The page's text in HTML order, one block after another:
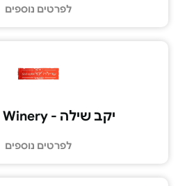
לפרטים נוספים
יקב שילה - Shiloh Winery
לפרטים נוספים